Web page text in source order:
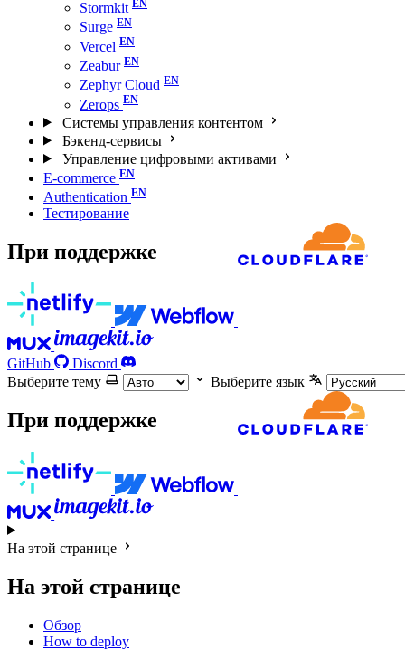
Stormkit
Surge
Vercel
Zeabur
Zephyr Cloud
Zerops
Системы управления контентом
Бэкенд-сервисы
Управление цифровыми активами
E-commerce
Authentication
Тестирование
При поддержке
GitHub
Discord
Выберите тему
Выберите язык
При поддержке
На этой странице
На этой странице
Обзор
How to deploy